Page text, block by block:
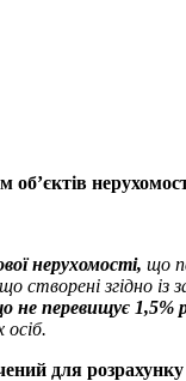
нерухомості, що
, що створені згідно
не перевищує 1,5%
осіб.
для